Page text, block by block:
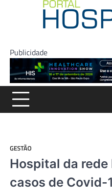
Publicidade
GESTÃO
Hospital da rede
casos de Covid-